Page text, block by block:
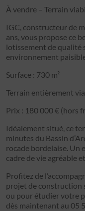
À vendre – Terrain
IGC, constructeur de
ans, vous propose ce
lotissement de qualité
environnement
Surface : 730 m²
Terrain entièrement
Prix : 180 000 € (hors
Idéalement situé, ce
minutes du Bassin
rocade bordelaise. Un
cadre de vie agréable
Profitez de
projet de construction
ou pour étudier votre
dès maintenant au 05